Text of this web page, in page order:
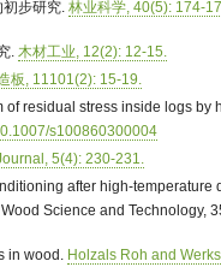
初步研究.林业科学, 40(5): 174-
.木材工业, 12(2): 12-15.
板, 11101(2): 15-19.
residual stress inside logs by
s100860300004
5(4): 230-231.
after high-temperature
Science and Technology,
in wood. Holzals Roh and